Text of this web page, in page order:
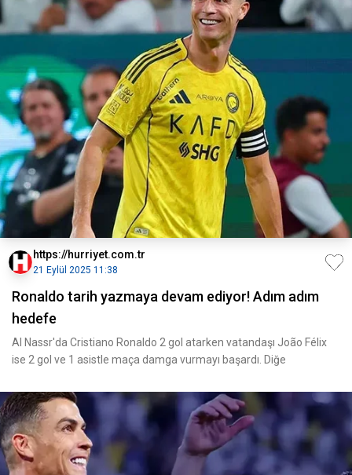
https://hurriyet.com.tr
21 Eylül 2025 11:38
Ronaldo tarih yazmaya devam ediyor! Adım adım
hedefe
Al Nassr'da Cristiano Ronaldo 2 gol atarken vatandaşı João Félix
ise 2 gol ve 1 asistle maça damga vurmayı başardı. Diğe